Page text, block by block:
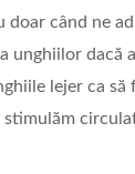
când ne
unghiilor dacă
lejer ca să